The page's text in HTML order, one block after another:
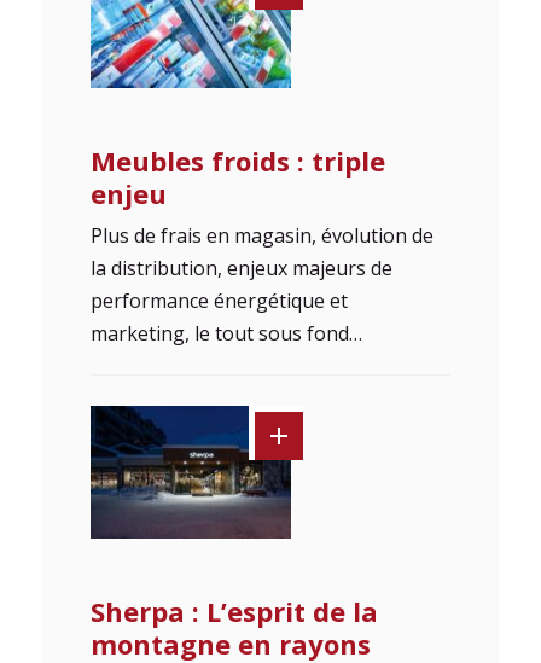
Meubles froids : triple
enjeu
Plus de frais en magasin, évolution de
la distribution, enjeux majeurs de
performance énergétique et
marketing, le tout sous fond…
Sherpa : L’esprit de la
montagne en rayons